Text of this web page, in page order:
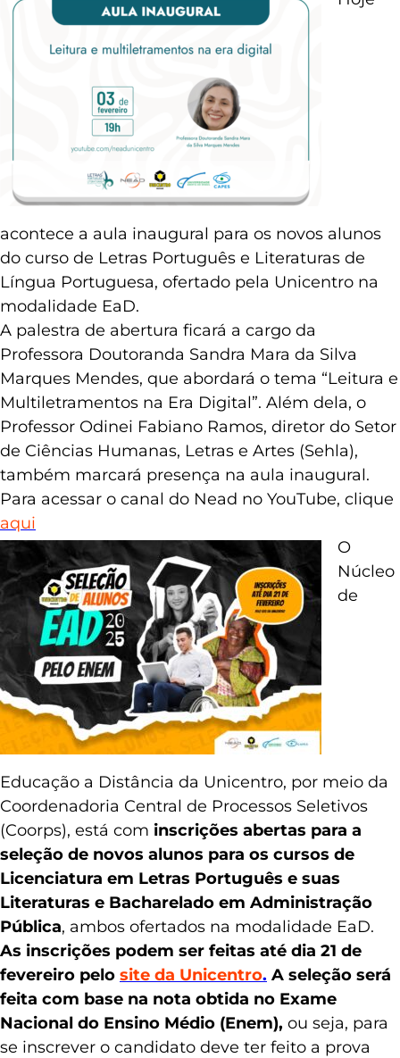
acontece a aula inaugural para os novos alunos
do curso de Letras Português e Literaturas de
Língua Portuguesa, ofertado pela Unicentro na
modalidade EaD.
A palestra de abertura ficará a cargo da
Professora Doutoranda Sandra Mara da Silva
Marques Mendes, que abordará o tema “Leitura e
Multiletramentos na Era Digital”. Além dela, o
Professor Odinei Fabiano Ramos, diretor do Setor
de Ciências Humanas, Letras e Artes (Sehla),
também marcará presença na aula inaugural.
Para acessar o canal do Nead no YouTube, clique
aqui
O
Núcleo
de
Educação a Distância da Unicentro, por meio da
Coordenadoria Central de Processos Seletivos
(Coorps), está com inscrições abertas para a
seleção de novos alunos para os cursos de
Licenciatura em Letras Português e suas
Literaturas e Bacharelado em Administração
Pública, ambos ofertados na modalidade EaD.
As inscrições podem ser feitas até dia 21 de
fevereiro pelo site da Unicentro. A seleção será
feita com base na nota obtida no Exame
Nacional do Ensino Médio (Enem), ou seja, para
se inscrever o candidato deve ter feito a prova